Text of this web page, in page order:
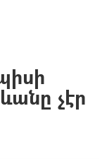
չէր